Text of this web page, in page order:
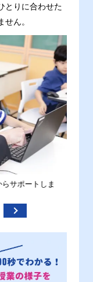
とりに合わせた
ん。
サポートしま